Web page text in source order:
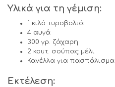
Υλικά για τη γέμιση:
1 κιλό τυροβολιά
4 αυγά
300 γρ. ζάχαρη
2 κουτ. σούπας μέλι
Κανέλλα για πασπάλισμα
Εκτέλεση: